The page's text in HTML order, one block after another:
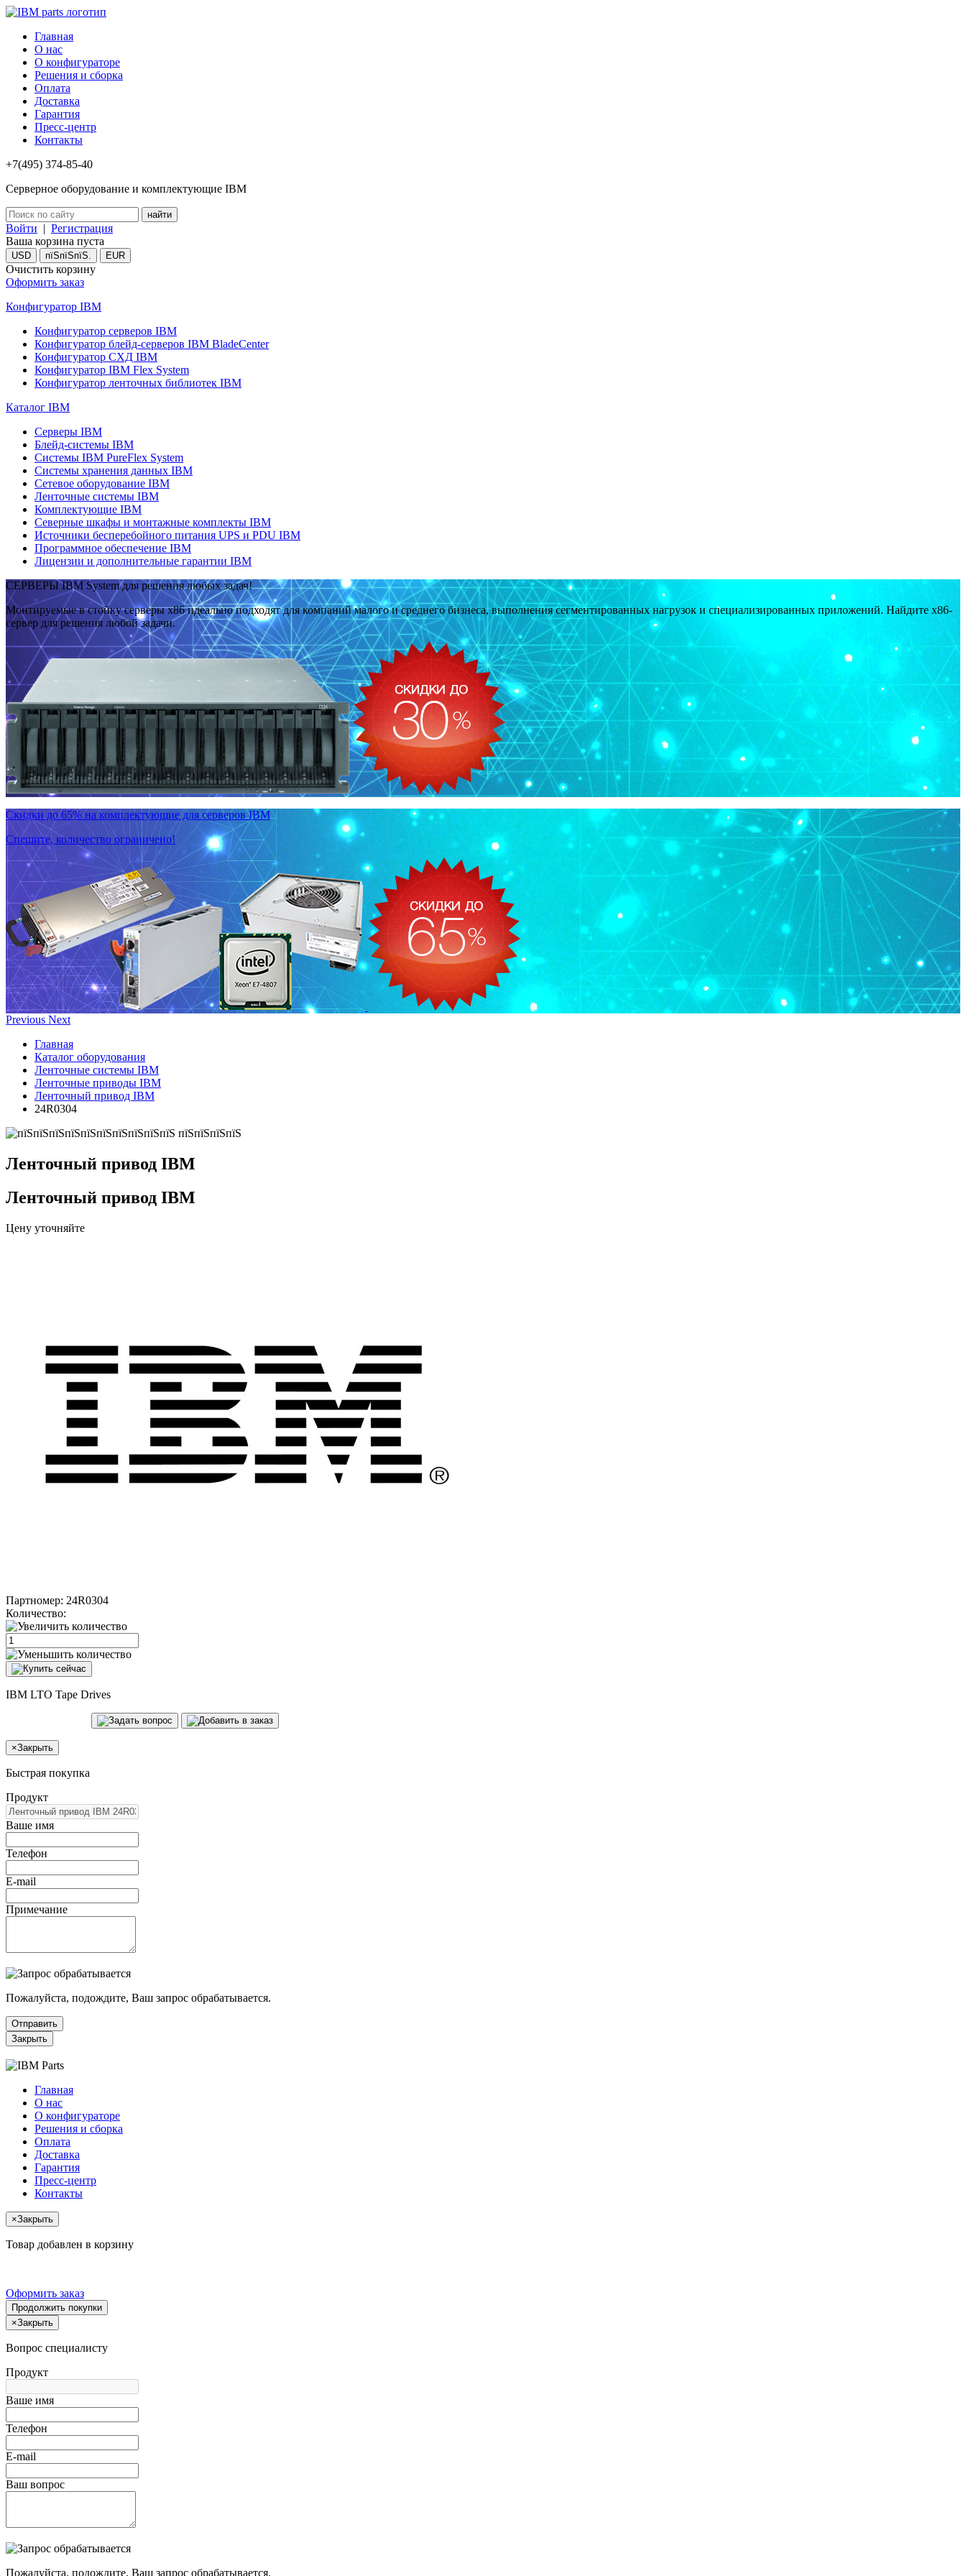
Главная
О нас
О конфигураторе
Решения и сборка
Оплата
Доставка
Гарантия
Пресс-центр
Контакты
+7(495) 374-85-40
Серверное оборудование и комплектующие IBM
Войти | Регистрация
Ваша корзина пуста
USD пїЅпїЅпїЅ. EUR
Очистить корзину
Оформить заказ
Конфигуратор IBM
Конфигуратор серверов IBM
Конфигуратор блейд-серверов IBM BladeCenter
Конфигуратор СХД IBM
Конфигуратор IBM Flex System
Конфигуратор ленточных библиотек IBM
Каталог IBM
Серверы IBM
Блейд-системы IBM
Системы IBM PureFlex System
Системы хранения данных IBM
Сетевое оборудование IBM
Ленточные системы IBM
Комплектующие IBM
Северные шкафы и монтажные комплекты IBM
Источники бесперебойного питания UPS и PDU IBM
Программное обеспечение IBM
Лицензии и дополнительные гарантии IBM
СЕРВЕРЫ IBM System для решения любых задач!
Монтируемые в стойку серверы x86 идеально подходят для компаний малого и среднего бизнеса, выполнения сегментированных нагрузок и специализированных приложений. Найдите x86-
сервер для решения любой задачи.
Скидки до 65% на комплектующие для серверов IBM
Спешите, количество ограничено!
Previous Next
Главная
Каталог оборудования
Ленточные системы IBM
Ленточные приводы IBM
Ленточный привод IBM
24R0304
Ленточный привод IBM
Ленточный привод IBM
Цену уточняйте
Партномер: 24R0304
Количество:
IBM LTO Tape Drives
×Закрыть
Быстрая покупка
Продукт
Ваше имя
Телефон
E-mail
Примечание
Пожалуйста, подождите, Ваш запрос обрабатывается.
Отправить
Закрыть
Главная
О нас
О конфигураторе
Решения и сборка
Оплата
Доставка
Гарантия
Пресс-центр
Контакты
×Закрыть
Товар добавлен в корзину
Оформить заказ
Продолжить покупки
×Закрыть
Вопрос специалисту
Продукт
Ваше имя
Телефон
E-mail
Ваш вопрос
Пожалуйста, подождите, Ваш запрос обрабатывается.